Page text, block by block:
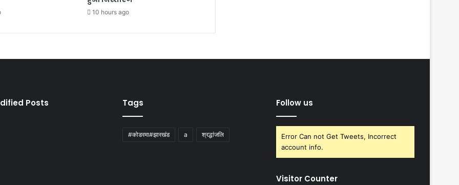
10 hours ago
Posts Tags
#कोडरमा#झारखंड a श्रद्धांजलि
Follow us
Error Can not Get Tweets, Incorrect
account info.
Visitor Counter